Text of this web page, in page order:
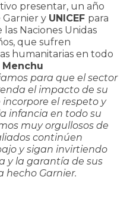
presentar, un año
Garnier y UNICEF para
Naciones Unidas
que sufren
humanitarias en todo
Menchu
para que el sector
el impacto de su
el respeto y
infancia en todo su
muy orgullosos de
continúen
y sigan invirtiendo
y la garantía de sus
hecho Garnier.